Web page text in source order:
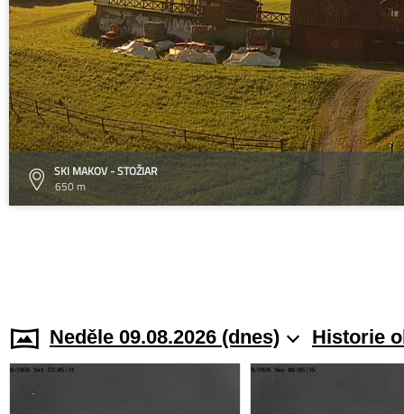
SKI MAKOV - STOŽIAR
650 m
Neděle 09.08.2026 (dnes) Historie